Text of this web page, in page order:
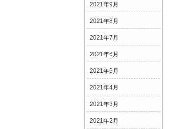
2021年9月
2021年8月
2021年7月
2021年6月
2021年5月
2021年4月
2021年3月
2021年2月